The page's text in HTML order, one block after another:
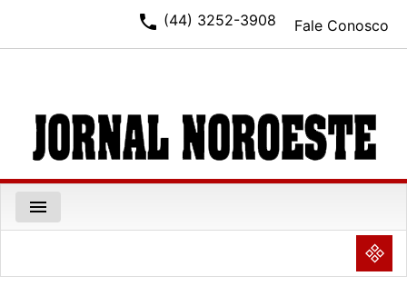
Fale Conosco
phone (44) 3252-3908
menu
NULL